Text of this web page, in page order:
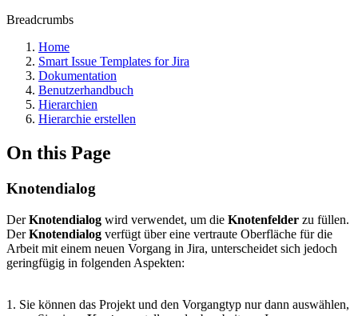
Breadcrumbs
Home
Smart Issue Templates for Jira
Dokumentation
Benutzerhandbuch
Hierarchien
Hierarchie erstellen
On this Page
Knotendialog
DerKnotendialog wird verwendet, um die Knotenfelder zu füllen.
DerKnotendialog verfügt über eine vertraute Oberfläche für die
Arbeit mit einem neuen Vorgang in Jira, unterscheidet sich jedoch
geringfügig in folgenden Aspekten:
1. Sie können das Projekt und den Vorgangtyp nur dann auswählen,